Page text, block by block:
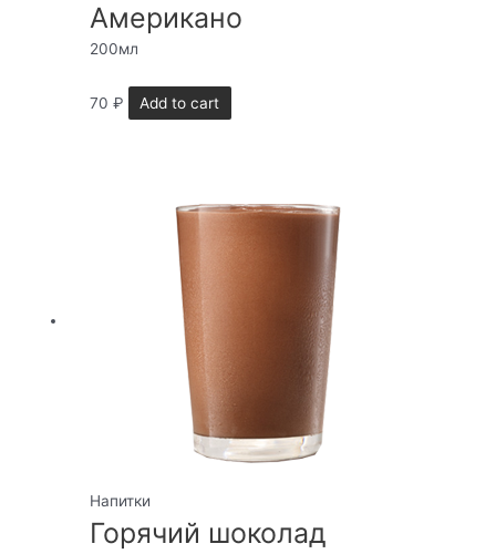
Американо
200мл
70₽ Add to cart
Напитки
Горячий шоколад